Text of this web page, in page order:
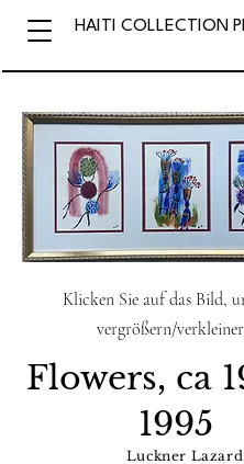
HAITI COLLECTION
Klicken Sie auf das Bild,
vergrößern/
Flowers, ca
1995
Luckner Lazard